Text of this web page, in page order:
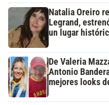
Natalia Oreiro
Legrand,
un lugar
De Valeria
Antonio
mejores looks